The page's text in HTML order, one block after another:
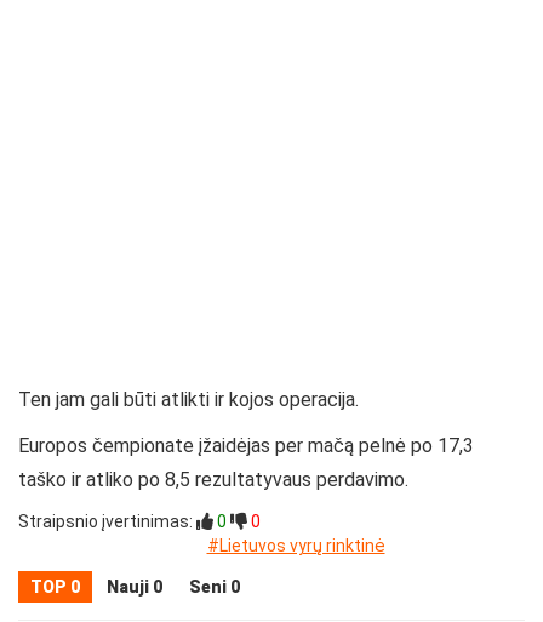
Ten jam gali būti atlikti ir kojos operacija.
Europos čempionate įžaidėjas per mačą pelnė po 17,3
taško ir atliko po 8,5 rezultatyvaus perdavimo.
Straipsnio įvertinimas: 0
0
#Lietuvos vyrų rinktinė
TOP 0 Nauji 0 Seni 0